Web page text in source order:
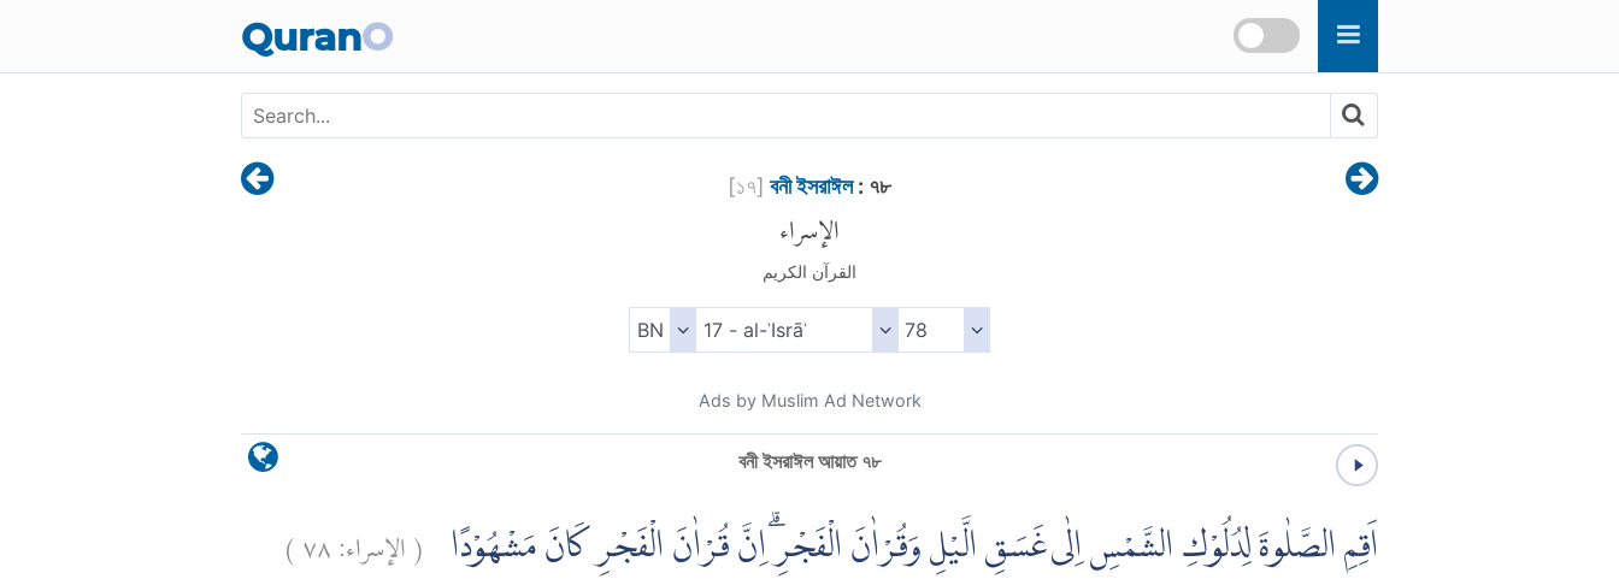
QuranO
[১৭] বনী ইসরাঈল: ৭৮
الإسراء
القرآن الكريم
Ads by Muslim Ad Network
বনী ইসরাঈল আয়াত ৭৮
اَقِمِ الصَّلٰوةَ لِدُلُوْكِ الشَّمْسِ اِلٰى غَسَقِ الَّيْلِ وَقُرْاٰنَ الْفَجْرِۗ اِنَّ قُرْاٰنَ الْفَجْرِ كَانَ مَشْهُوْدًا (الإسراء:٧٨)